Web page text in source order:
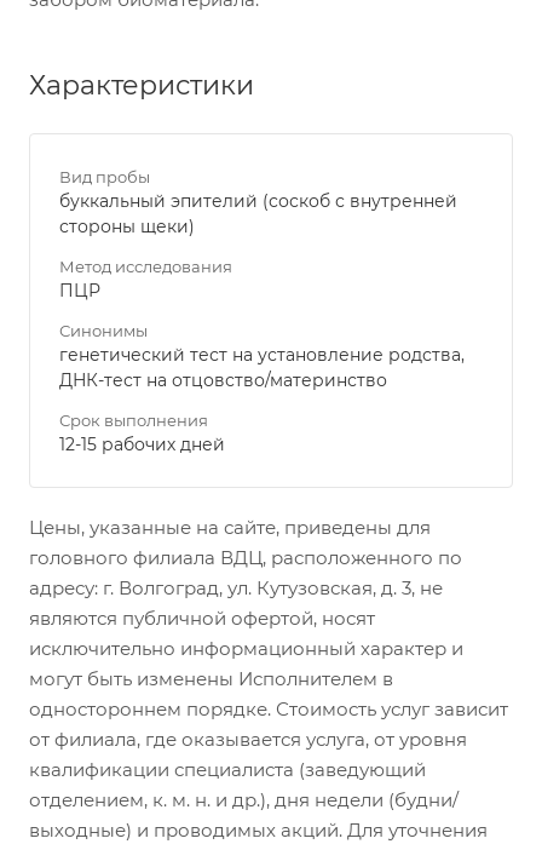
Характеристики
Вид пробы
буккальный эпителий (соскоб с внутренней
стороны щеки)
Метод исследования
ПЦР
Синонимы
генетический тест на установление родства,
ДНК-тест на отцовство/материнство
Срок выполнения
12-15 рабочих дней
Цены, указанные на сайте, приведены для
головного филиала ВДЦ, расположенного по
адресу: г. Волгоград, ул. Кутузовская, д. 3, не
являются публичной офертой, носят
исключительно информационный характер и
могут быть изменены Исполнителем в
одностороннем порядке. Стоимость услуг зависит
от филиала, где оказывается услуга, от уровня
квалификации специалиста (заведующий
отделением, к. м. н. и др.), дня недели (будни/
выходные) и проводимых акций. Для уточнения